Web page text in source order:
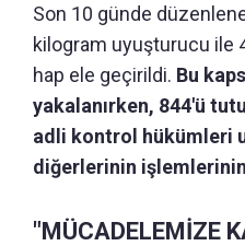
Son 10 günde
kilogram uyuşturucu ile
hap ele geçirildi. Bu
yakalanırken, 844'ü
adli kontrol hükümleri
diğerlerinin
"MÜCADELEMİZE